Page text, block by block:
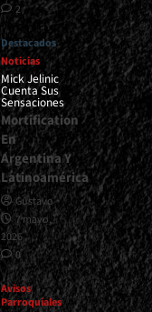
2
Destacados
Noticias
Mick Jelinic
Cuenta Sus
Sensaciones
Mortification
En
Argentina Y
Latinoamérica
Gustavo
7 mayo,
2026
0
Avisos
Parroquiales